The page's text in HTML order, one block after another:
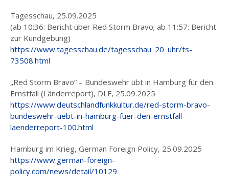
Tagesschau, 25.09.2025
(ab 10:36: Bericht über Red Storm Bravo; ab 11:57: Bericht
zur Kundgebung)
https://www.tagesschau.de/tagesschau_20_uhr/ts-
73508.html
„Red Storm Bravo“ – Bundeswehr übt in Hamburg für den
Ernstfall (Länderreport), DLF, 25.09.2025
https://www.deutschlandfunkkultur.de/red-storm-bravo-
bundeswehr-uebt-in-hamburg-fuer-den-ernstfall-
laenderreport-100.html
Hamburg im Krieg, German Foreign Policy, 25.09.2025
https://www.german-foreign-
policy.com/news/detail/10129